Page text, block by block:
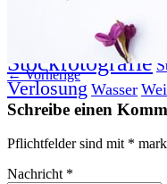
← Vorherige
Schreibe einen
Pflichtfelder sind mit *
Nachricht *
S-/W Schnee
Stockfotografie
Verlosung Wasser